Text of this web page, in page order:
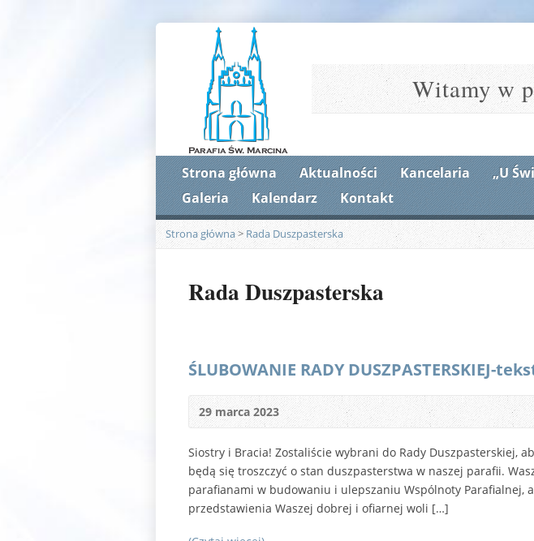
Witamy w
Strona główna Aktualności Kancelaria „U
Galeria
Kalendarz Kontakt
Strona główna>Rada Duszpasterska
Rada Duszpasterska
ŚLUBOWANIE RADY
29 marca 2023
Siostry i Bracia! Zostaliście wybrani do Rady Duszpasterskiej,
będą się troszczyć o stan duszpasterstwa w naszej parafii.
parafianami w budowaniu i ulepszaniu Wspólnoty Parafialnej,
przedstawienia Waszej dobrej i ofiarnej woli […]